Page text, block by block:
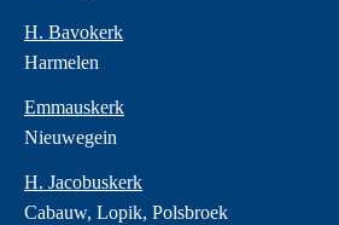
H. Bavokerk
Harmelen
Emmauskerk
Nieuwegein
H. Jacobuskerk
Cabauw, Lopik, Polsbroek